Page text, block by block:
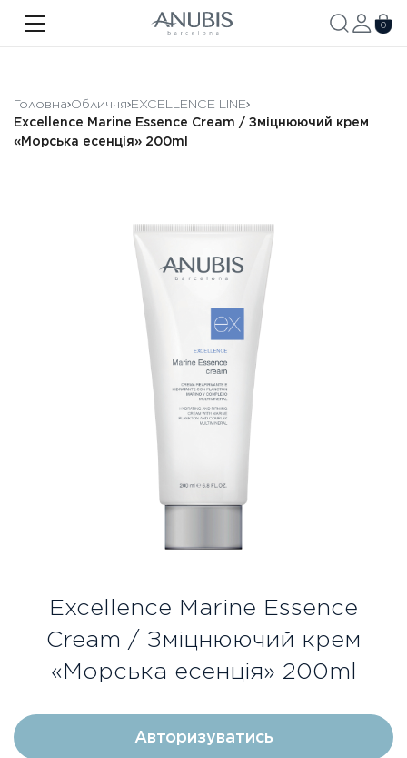
ОБЛИЧЧЯ
SPA
БРЕНДОВАНА ПРОДУКЦІЯ
0
Головна Обличчя EXCELLENCE LINE
Excellence Marine Essence Cream / Зміцнюючий крем
«Морська есенція» 200ml
Excellence Marine Essence
Cream / Зміцнюючий крем
«Морська есенція» 200ml
Авторизуватись